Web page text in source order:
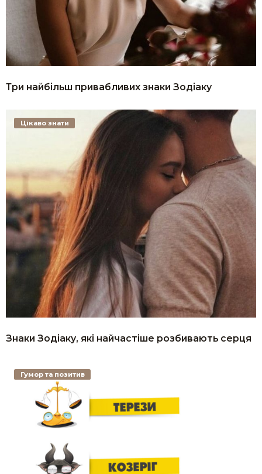
Три найбільш привабливих знаки Зодіаку
Знаки Зодіаку, які найчастіше розбивають серця
Цікаво знати
Гумор та позитив